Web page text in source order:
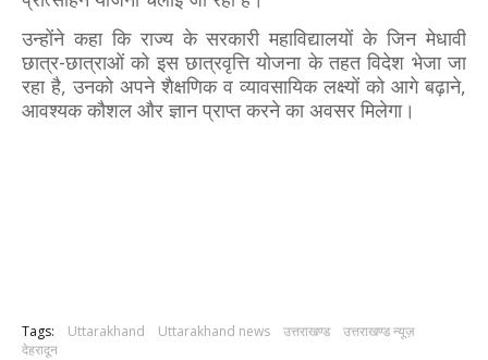
उन्होंने कहा कि राज्य के सरकारी महाविद्यालयों के जिन मेधावी
छात्र-छात्राओं को इस छात्रवृत्ति योजना के तहत विदेश भेजा जा
रहा है, उनको अपने शैक्षणिक व व्यावसायिक लक्ष्यों को आगे बढ़ाने,
आवश्यक कौशल और ज्ञान प्राप्त करने का अवसर मिलेगा।
Tags: Uttarakhand Uttarakhand news उत्तराखण्ड
उत्तराखण्ड न्यूज़
देहरादून